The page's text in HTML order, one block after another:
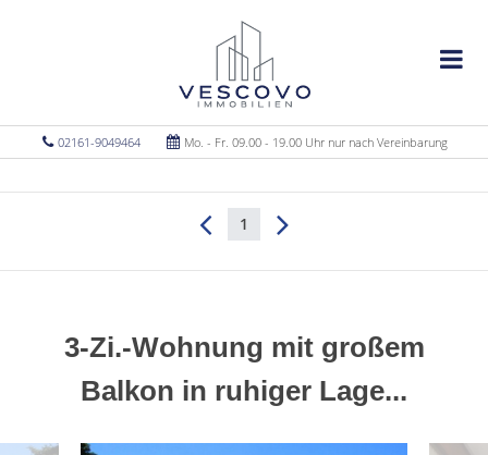
02161-9049464 Mo. - Fr. 09.00 - 19.00 Uhr nur nach Vereinbarung
1
3-Zi.-Wohnung mit großem
Balkon in ruhiger Lage...